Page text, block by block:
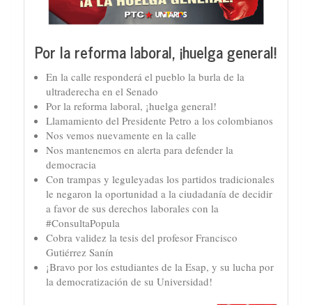
Por la reforma laboral, ¡huelga general!
En la calle responderá el pueblo la burla de la
ultraderecha en el Senado
Por la reforma laboral, ¡huelga general!
Llamamiento del Presidente Petro a los colombianos
Nos vemos nuevamente en la calle
Nos mantenemos en alerta para defender la
democracia
Con trampas y leguleyadas los partidos tradicionales
le negaron la oportunidad a la ciudadanía de decidir
a favor de sus derechos laborales con la
#ConsultaPopula
Cobra validez la tesis del profesor Francisco
Gutiérrez Sanín
¡Bravo por los estudiantes de la Esap, y su lucha por
la democratización de su Universidad!